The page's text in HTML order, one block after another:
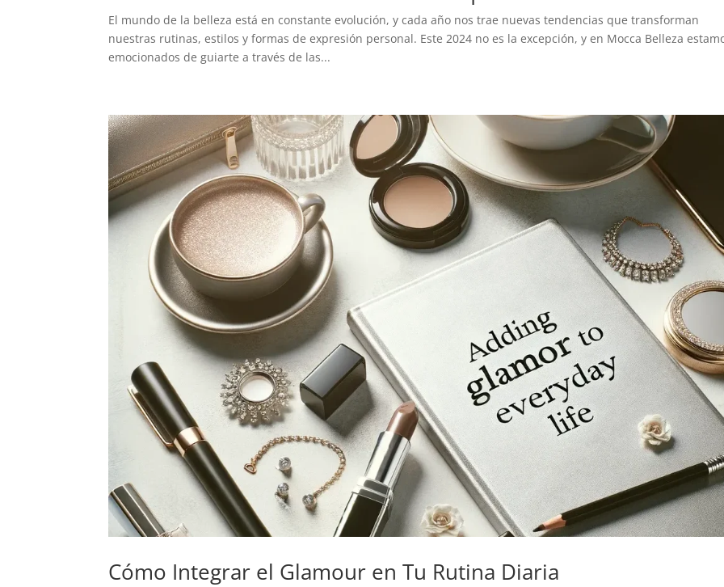
El mundo de la belleza está en constante evolución, y cada año nos trae nuevas tendencias que transforman
nuestras rutinas, estilos y formas de expresión personal. Este 2024 no es la excepción, y en Mocca Belleza
emocionados de guiarte a través de las...
Cómo Integrar el Glamour en Tu Rutina Diaria